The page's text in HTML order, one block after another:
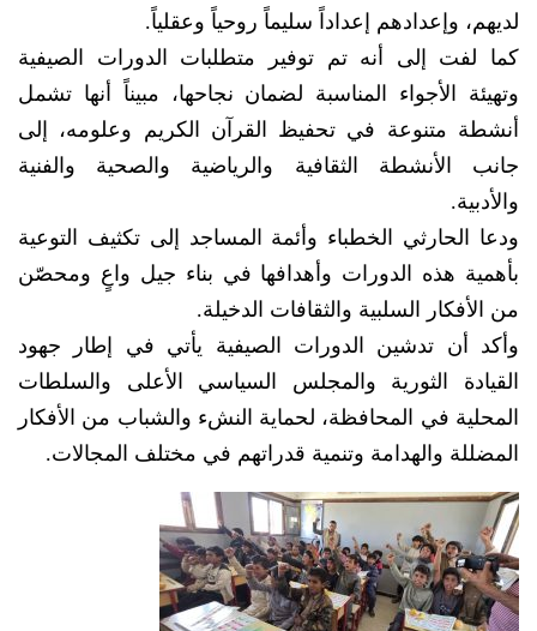
لديهم، وإعدادهم إعداداً سليماً روحياً وعقلياً.
كما لفت إلى أنه تم توفير متطلبات الدورات الصيفية
وتهيئة الأجواء المناسبة لضمان نجاحها، مبيناً أنها تشمل
أنشطة متنوعة في تحفيظ القرآن الكريم وعلومه، إلى
جانب الأنشطة الثقافية والرياضية والصحية والفنية
والأدبية.
ودعا الحارثي الخطباء وأئمة المساجد إلى تكثيف التوعية
بأهمية هذه الدورات وأهدافها في بناء جيل واعٍ ومحصّن
من الأفكار السلبية والثقافات الدخيلة.
وأكد أن تدشين الدورات الصيفية يأتي في إطار جهود
القيادة الثورية والمجلس السياسي الأعلى والسلطات
المحلية في المحافظة، لحماية النشء والشباب من الأفكار
المضللة والهدامة وتنمية قدراتهم في مختلف المجالات.